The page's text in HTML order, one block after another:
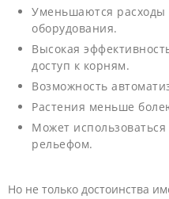
Уменьшаются расходы
оборудования.
Высокая
доступ к корням.
Возможность
Растения меньше
Может
рельефом.
Но не только достоинства